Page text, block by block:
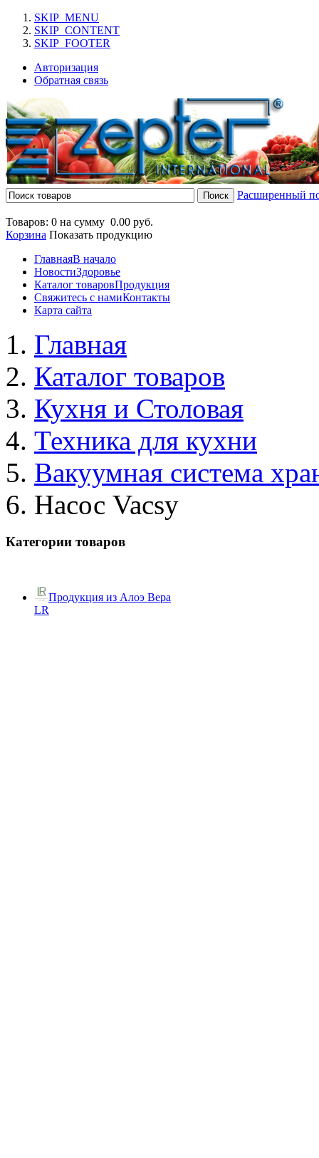
SKIP_MENU
SKIP_CONTENT
SKIP_FOOTER
Авторизация
Обратная связь
Расширенный
Товаров: 0 на сумму 0.00 руб.
Корзина Показать продукцию
ГлавнаяВ начало
НовостиЗдоровье
Каталог товаровПродукция
Свяжитесь с намиКонтакты
Карта сайта
Главная
Каталог товаров
Кухня и Столовая
Техника для кухни
Вакуумная система
Насос Vacsy
Категории товаров
Продукция из Алоэ Вера
LR